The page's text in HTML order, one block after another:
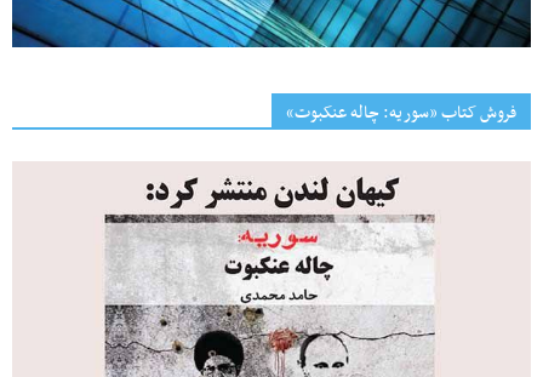
فروش کتاب «سوریه: چاله عنکبوت»